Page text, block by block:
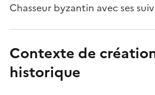
Chasseur byzantin avec ses
Contexte de
historique